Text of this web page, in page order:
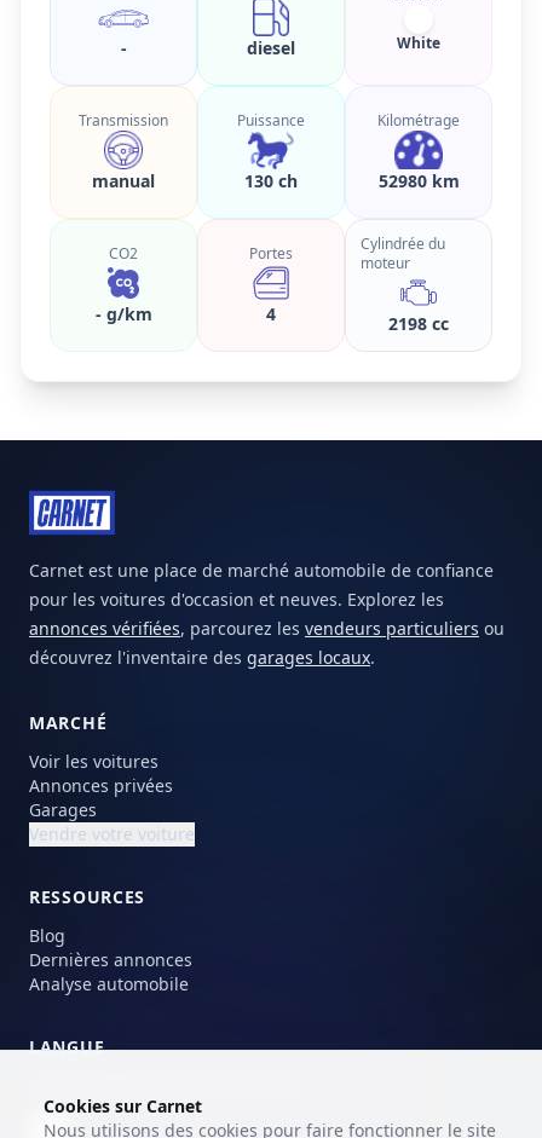
- diesel White
Transmission
manual
Puissance
130 ch
Kilométrage
52980 km
CO2
- g/km
Portes
4
Cylindrée du
moteur
2198 cc
Carnet est une place de marché automobile de confiance
pour les voitures d'occasion et neuves. Explorez les
annonces vérifiées, parcourez les vendeurs particuliers ou
découvrez l'inventaire des garages locaux.
MARCHÉ
Voir les voitures
Annonces privées
Garages
Vendre votre voiture
RESSOURCES
Blog
Dernières annonces
Analyse automobile
LANGUE
FR
Cookies sur Carnet
Nous utilisons des cookies pour faire fonctionner le site